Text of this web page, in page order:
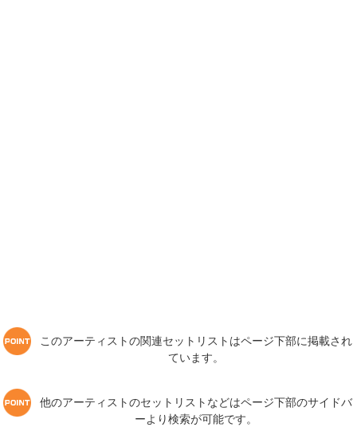
このアーティストの関連セットリストはページ下部に掲載され
ています。
他のアーティストのセットリストなどはページ下部のサイドバ
ーより検索が可能です。